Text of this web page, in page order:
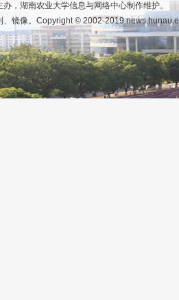
，湖南农业大学信息与网络中心制作维护。
、镜像。Copyright © 2002-2019